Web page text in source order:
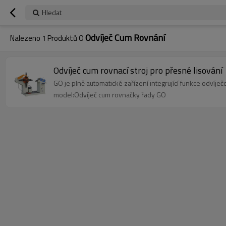
Hledat
Nalezeno 1 Produktů OOdvíječ Cum Rovnání
Odvíječ cum rovnací stroj pro přesné lisování
GO je plně automatické zařízení integrující funkce
model:Odvíječ cum rovnačky řady GO